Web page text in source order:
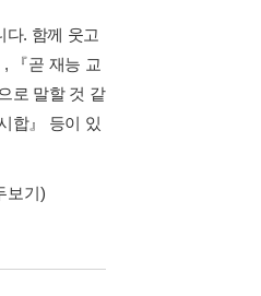
다. 함께 웃고
『곧 재능 교
로 말할 것 같
합』 등이 있
보기)